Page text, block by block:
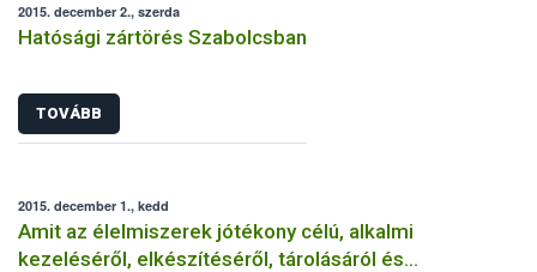
2015. december 2., szerda
Hatósági zártörés Szabolcsban
TOVÁBB
2015. december 1., kedd
Amit az élelmiszerek jótékony célú, alkalmi
kezeléséről, elkészítéséről, tárolásáról és